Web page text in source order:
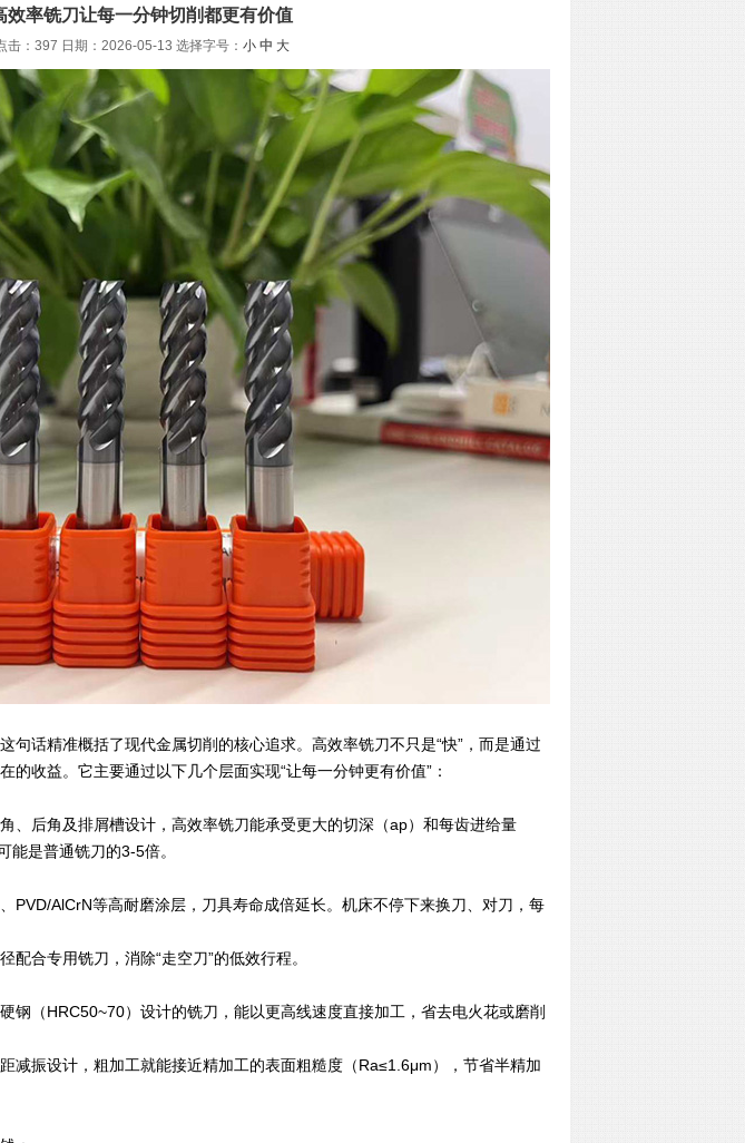
效率铣刀让每一分钟切削都更有价值
击：397 日期：2026-05-13 选择字号： 小 中 大
句话精准概括了现代金属切削的核心追求。高效率铣刀不只是“快”，而是通过
的收益。它主要通过以下几个层面实现“让每一分钟更有价值”：
、后角及排屑槽设计，高效率铣刀能承受更大的切深（ap）和每齿进给量
能是普通铣刀的3-5倍。
PVD/AlCrN等高耐磨涂层，刀具寿命成倍延长。机床不停下来换刀、对刀，每
配合专用铣刀，消除“走空刀”的低效行程。
钢（HRC50~70）设计的铣刀，能以更高线速度直接加工，省去电火花或磨削
减振设计，粗加工就能接近精加工的表面粗糙度（Ra≤1.6μm），节省半精加